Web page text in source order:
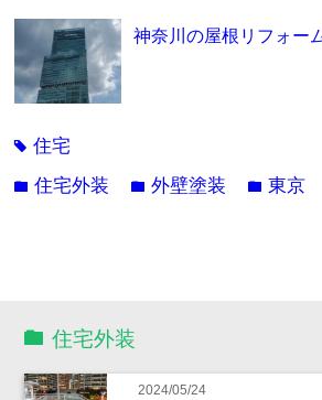
神奈川の屋根リフォー
tag住宅
folder住宅外装 folder外壁塗装 folder東京
住宅外装
2024/05/24